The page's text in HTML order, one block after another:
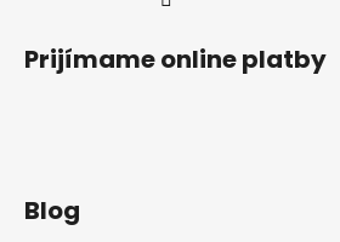
Prijímame online platby
Blog